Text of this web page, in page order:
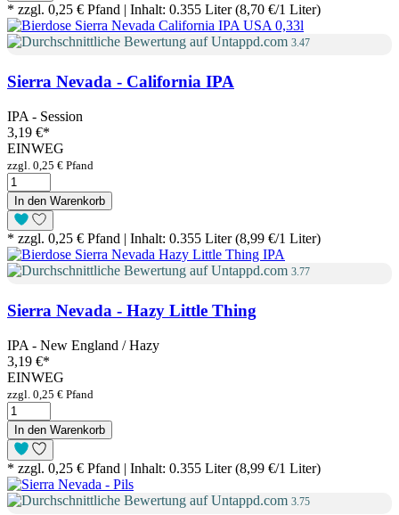
* zzgl. 0,25 € Pfand | Inhalt: 0.355 Liter (8,70 €/1 Liter)
3.47
Sierra Nevada - California IPA
IPA - Session
3,19 €*
EINWEG
zzgl. 0,25 € Pfand
In den Warenkorb
* zzgl. 0,25 € Pfand | Inhalt: 0.355 Liter (8,99 €/1 Liter)
3.77
Sierra Nevada - Hazy Little Thing
IPA - New England / Hazy
3,19 €*
EINWEG
zzgl. 0,25 € Pfand
In den Warenkorb
* zzgl. 0,25 € Pfand | Inhalt: 0.355 Liter (8,99 €/1 Liter)
3.75